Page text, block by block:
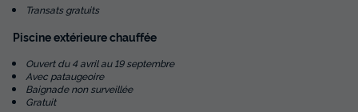
Transats gratuits
Piscine extérieure chauffée
Ouvert du 4 avril au 19 septembre
Avec pataugeoire
Baignade non surveillée
Gratuit